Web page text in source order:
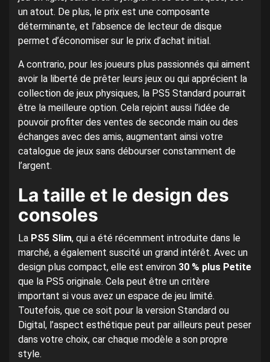
un atout. De plus, le prix est une composante
déterminante, et l’absence de lecteur de disque
permet d’économiser sur le prix d’achat initial.
A contrario, pour les joueurs plus passionnés qui aiment
avoir la liberté de prêter leurs jeux ou qui apprécient la
collection de jeux physiques, la PS5 Standard pourrait
être la meilleure option. Cela rejoint aussi l’idée de
pouvoir profiter des ventes de seconde main ou des
échanges avec des amis, augmentant ainsi votre
catalogue de jeux sans débourser constamment de
l’argent.
La taille et le design des
consoles
La PS5 Slim, qui a été récemment introduite dans le
marché, a également suscité un grand intérêt. Avec un
design plus compact, elle est environ 30 % plus Petite
que la PS5 originale. Cela peut être un critère
important si vous avez un espace de jeu limité.
Toutefois, que ce soit pour la version Standard ou
Digital, l’aspect esthétique peut par ailleurs peut peser
dans votre choix, car chaque modèle a son propre
style.